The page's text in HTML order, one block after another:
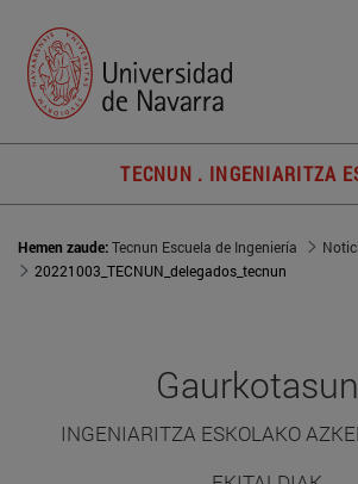
TECNUN . INGENIARITZA
Hemen zaude:Tecnun Escuela de Ingeniería
20221003_TECNUN_delegados_tecnun
INGENIARITZA ESKOLAKO